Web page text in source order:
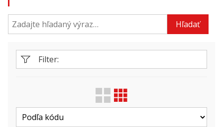
Hľadať
Filter:
Zobraziť len ...